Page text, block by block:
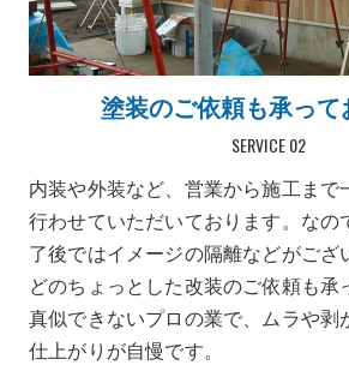
塗装のご依頼も承って
SERVICE 02
内装や外装など、営業から施工まで
行わせていただいております。なの
了後ではイメージの隔離などがござ
どのちょっとした改装のご依頼も承
真似できないプロの業で、ムラや剥
仕上がりが自慢です。